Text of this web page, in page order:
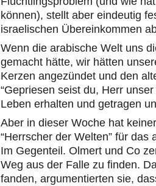
können), stellt aber eindeutig
israelischen Übereinkommen
Wenn die arabische Welt uns
gemacht hätte, wir hätten
Kerzen angezündet und den
“Gepriesen seist du, Herr
Leben erhalten und getragen
Aber in dieser Woche hat
“Herrscher der Welten” für
Im Gegenteil. Olmert und Co
Weg aus der Falle zu finden.
fanden, argumentierten sie,